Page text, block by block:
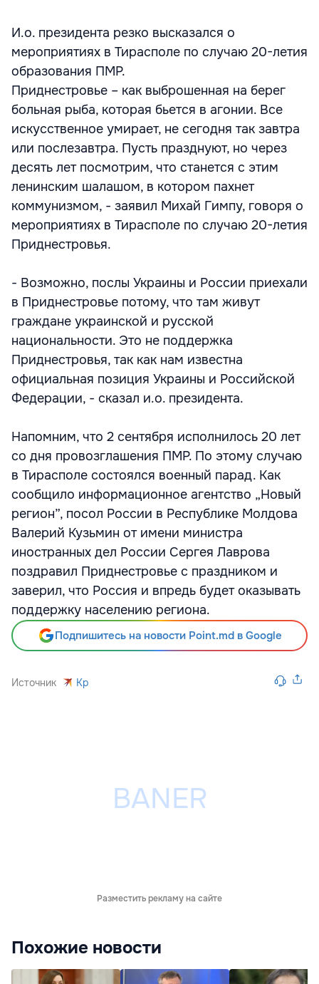
И.о. президента резко высказался о
мероприятиях в Тирасполе по случаю 20-летия
образования ПМР.
Приднестровье – как выброшенная на берег
больная рыба, которая бьется в агонии. Все
искусственное умирает, не сегодня так завтра
или послезавтра. Пусть празднуют, но через
десять лет посмотрим, что станется с этим
ленинским шалашом, в котором пахнет
коммунизмом, - заявил Михай Гимпу, говоря о
мероприятиях в Тирасполе по случаю 20-летия
Приднестровья.
- Возможно, послы Украины и России приехали
в Приднестровье потому, что там живут
граждане украинской и русской
национальности. Это не поддержка
Приднестровья, так как нам известна
официальная позиция Украины и Российской
Федерации, - сказал и.о. президента.
Напомним, что 2 сентября исполнилось 20 лет
со дня провозглашения ПМР. По этому случаю
в Тирасполе состоялся военный парад. Как
сообщило информационное агентство „Новый
регион”, посол России в Республике Молдова
Валерий Кузьмин от имени министра
иностранных дел России Сергея Лаврова
поздравил Приднестровье с праздником и
заверил, что Россия и впредь будет оказывать
поддержку населению региона.
Подпишитесь на новости Point.md в Google
Источник Kp
Разместить рекламу на сайте
Похожие новости